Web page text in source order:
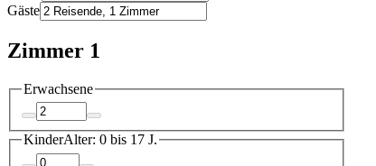
Gäste
Zimmer 1
Erwachsene
KinderAlter: 0 bis 17 J.